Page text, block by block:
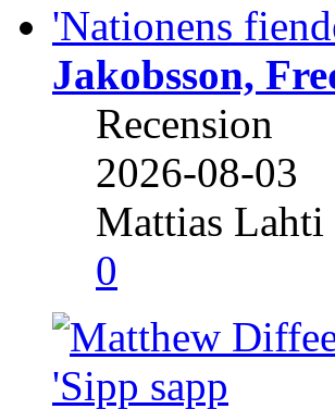
Jakobsson,
Recension
2026-08-03
Mattias Lahti
0